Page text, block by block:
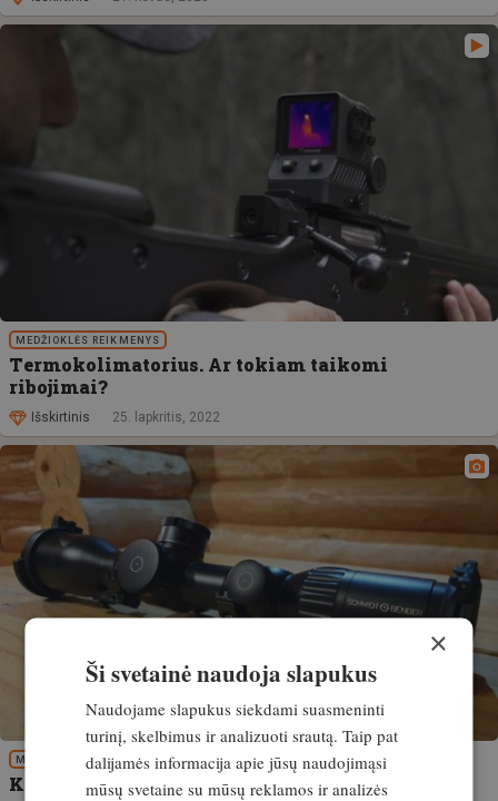
MEDŽIOKLĖS REIKMENYS
Termokolimatorius. Ar tokiam taikomi
ribojimai?
Išskirtinis 25. lapkritis, 2022
MEDŽIOKLĖS REIKMENYS
Kokybė iš didžiosios raidės. Schmidt&Bender
×
Ši svetainė naudoja slapukus
Naudojame slapukus siekdami suasmeninti
turinį, skelbimus ir analizuoti srautą. Taip pat
dalijamės informacija apie jūsų naudojimąsi
mūsų svetaine su mūsų reklamos ir analizės